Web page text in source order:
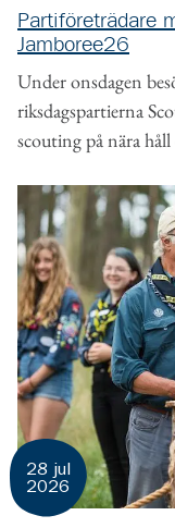
Partiföreträdare
Jamboree26
Under onsdagen
riksdagspartierna
scouting på nära
28 jul
2026